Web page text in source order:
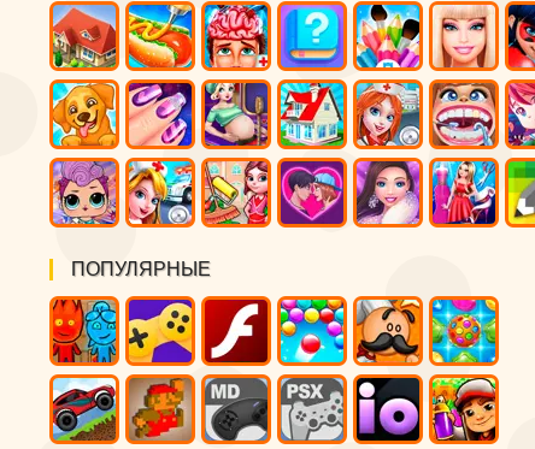
ПОПУЛЯРНЫЕ